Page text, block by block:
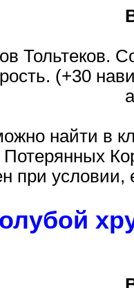
Тольтеков.
(+30
найти в
Потерянных
при